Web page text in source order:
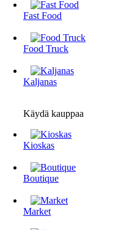
Fast Food
Food Truck
Kaljanas
Käydä kauppaa
Kioskas
Boutique
Market